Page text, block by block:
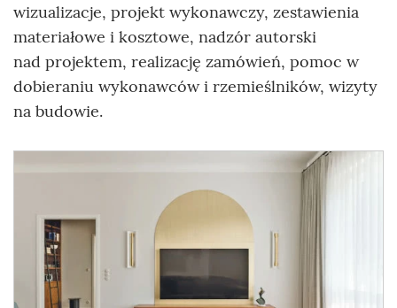
wizualizacje, projekt wykonawczy, zestawienia
materiałowe i kosztowe, nadzór autorski
nad projektem, realizację zamówień, pomoc w
dobieraniu wykonawców i rzemieślników, wizyty
na budowie.